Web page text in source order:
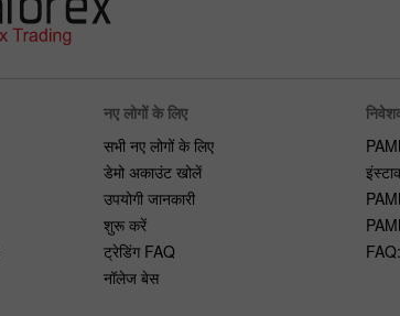
नए लोगों के लिए
सभी नए लोगों के लिए
डेमो अकाउंट खोलें
उपयोगी जानकारी
शुरू करें
ट्रेडिंग FAQ
नॉलेज बेस